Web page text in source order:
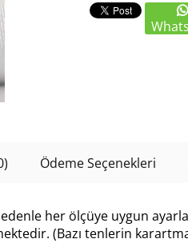
Ödeme Seçenekleri
her ölçüye uygun
(Bazı tenlerin karartma